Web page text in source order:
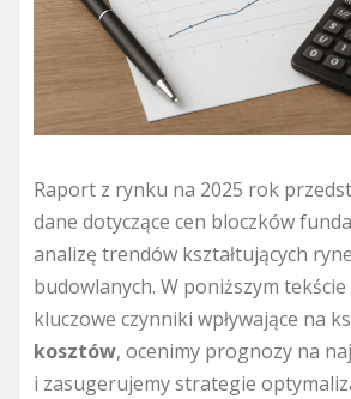
Raport z rynku na 2025 rok
dane dotyczące cen bloczków
analizę trendów kształtujących
budowlanych. W poniższym
kluczowe czynniki wpływające na
kosztów, ocenimy prognozy na
i zasugerujemy strategie